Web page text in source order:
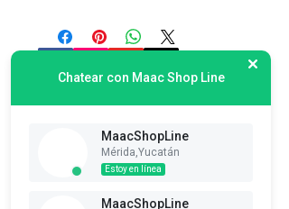
Suscribete es Gratis
Ver puntos
Chatear con Maac Shop Line
MaacShopLine
Mérida,Yucatán
Estoy en línea
MaacShopLine